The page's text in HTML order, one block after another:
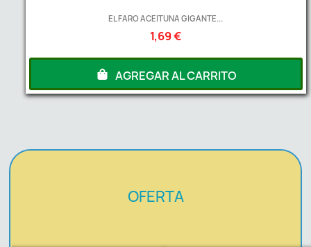
EL FARO ACEITUNA GIGANTE...
1,69 €
AGREGAR AL CARRITO
OFERTA